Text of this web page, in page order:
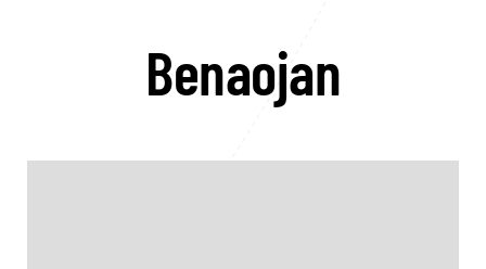
Benaojan